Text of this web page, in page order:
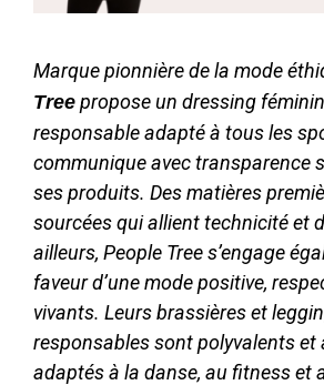
Marque pionnière de la mode
Tree propose un dressing
responsable adapté à tous les
communique avec transparence
ses produits. Des matières
sourcées qui allient technicité et
ailleurs, People Tree s’engage
faveur d’une mode positive,
vivants. Leurs brassières et
responsables sont polyvalents et
adaptés à la danse, au fitness et